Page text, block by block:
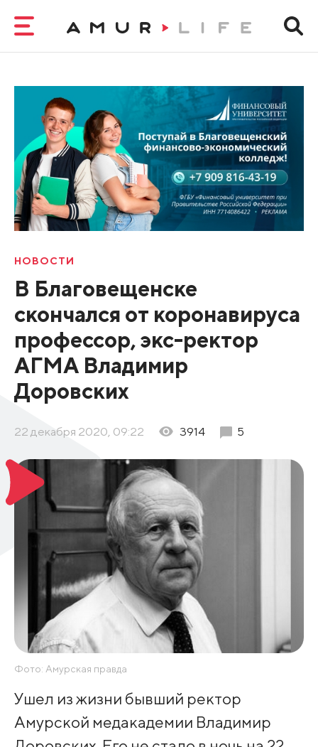
НОВОСТИ
В Благовещенске
скончался от коронавируса
профессор, экс-ректор
АГМА Владимир
Доровских
22 декабря 2020, 09:22 3914 5
Фото: Амурская правда
Ушел из жизни бывший ректор
Амурской медакадемии Владимир